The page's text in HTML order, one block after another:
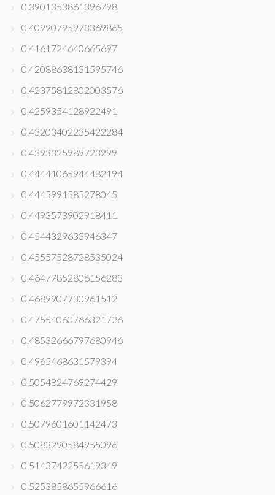
0.3901353861396798
0.40990795973369865
0.4161724640665697
0.42088638131595746
0.42375812802003576
0.4259354128922491
0.43203402235422284
0.4393325989723299
0.44441065944482194
0.4445991585278045
0.4493573902918411
0.4544329633946347
0.45557528728535024
0.46477852806156283
0.4689907730961512
0.47554060766321726
0.48532666797680946
0.4965468631579394
0.5054824769274429
0.5062779972331958
0.5079601601142473
0.5083290584955096
0.5143742255619349
0.5253858655966616